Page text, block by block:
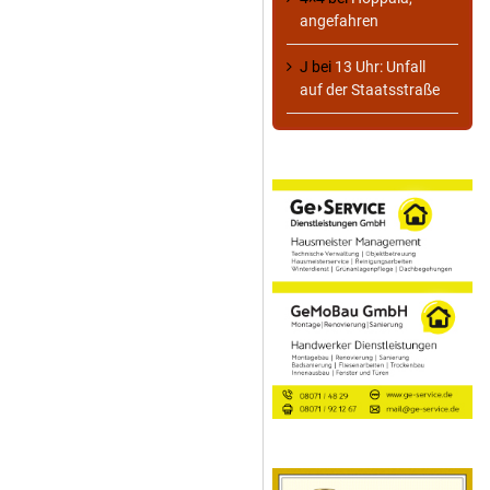
angefahren
J bei 13 Uhr: Unfall
auf der Staatsstraße